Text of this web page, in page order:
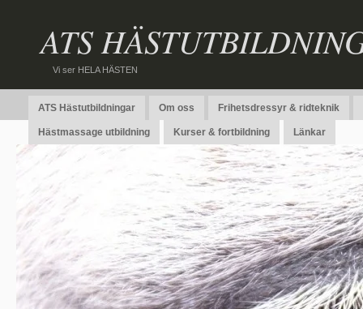
ATS
Vi ser HELA HÄSTEN
ATS Hästutbildningar Om oss Frihetsdressyr & ridteknik
Hästmassage utbildning Kurser & fortbildning Länkar